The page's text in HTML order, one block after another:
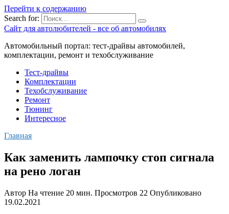
Перейти к содержанию
Search for:
Сайт для автолюбителей - все об автомобилях
Автомобильный портал: тест-драйвы автомобилей,
комплектации, ремонт и техобслуживание
Тест-драйвы
Комплектации
Техобслуживание
Ремонт
Тюнинг
Интересное
Главная
Как заменить лампочку стоп сигнала
на рено логан
Автор На чтение 20 мин. Просмотров 22 Опубликовано
19.02.2021